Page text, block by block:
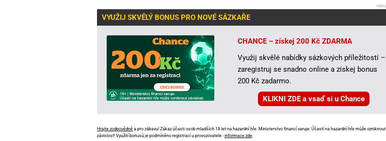
VYUŽIJ SKVĚLÝ BONUS PRO NOVÉ SÁZKAŘE
CHANCE – získej 200 Kč ZDARMA
Využij skvělé nabídky sázkových příležitostí –
zaregistruj se snadno online a získej bonus
200 Kč zadarmo.
KLIKNI ZDE a vsaď si u Chance
Hrajte zodpovědně a pro zábavu! Zákaz účasti osob mladších 18 let na hazardní hře. Ministerstvo financí varuje: Účastí na hazardní hře může vzniknout
závislost! Využití bonusů je podmíněno registrací u provozovatele -informace zde.